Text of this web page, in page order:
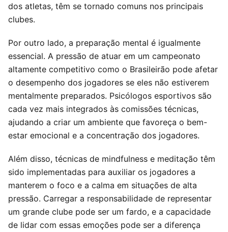
dos atletas, têm se tornado comuns nos principais
clubes.
Por outro lado, a preparação mental é igualmente
essencial. A pressão de atuar em um campeonato
altamente competitivo como o Brasileirão pode afetar
o desempenho dos jogadores se eles não estiverem
mentalmente preparados. Psicólogos esportivos são
cada vez mais integrados às comissões técnicas,
ajudando a criar um ambiente que favoreça o bem-
estar emocional e a concentração dos jogadores.
Além disso, técnicas de mindfulness e meditação têm
sido implementadas para auxiliar os jogadores a
manterem o foco e a calma em situações de alta
pressão. Carregar a responsabilidade de representar
um grande clube pode ser um fardo, e a capacidade
de lidar com essas emoções pode ser a diferença